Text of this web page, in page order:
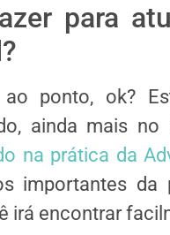
para
ponto, ok?
ainda mais
na prática da
importantes da
irá encontrar